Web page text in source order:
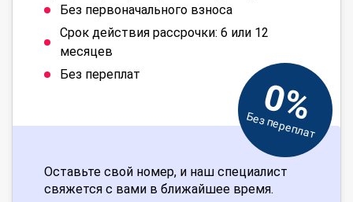
Без первоначального взноса
Срок действия рассрочки: 6 или 12
месяцев
Без переплат
0%
Без переплат
Оставьте свой номер, и наш специалист
свяжется с вами в ближайшее время.